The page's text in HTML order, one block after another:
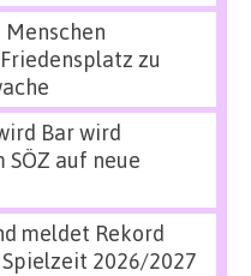
Menschen
zu
Bar wird
SÖZ auf neue
meldet Rekord
2026/2027